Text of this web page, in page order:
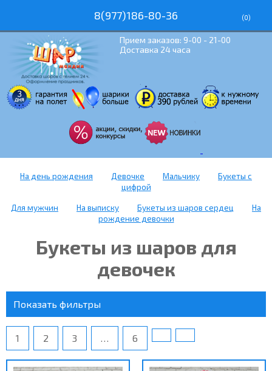
8(977)186-80-36 (0)
Прием заказов: 9-00 - 21-00
Доставка 24 часа
На день рождения Девочке Мальчику
Букеты с
цифрой
Для мужчин На выписку Букеты из шаров сердец
На
рождение девочки
Букеты из шаров для
девочек
Показать фильтры
1 2 3 … 6